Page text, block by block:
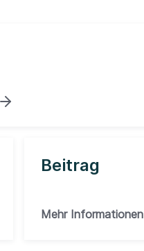
Beitrag
Mehr Informationen